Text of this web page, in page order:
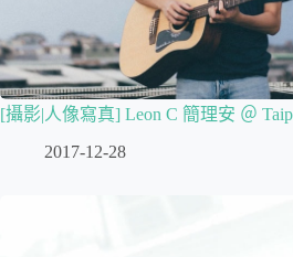
[攝影|人像寫真] Leon C 簡理安 ＠
2017-12-28